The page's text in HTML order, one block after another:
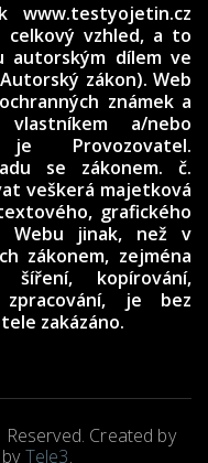
www.testyojetin.cz
celkový vzhled, a to
autorským dílem ve
zákon). Web
známek a
a/nebo
je Provozovatel.
se zákonem. č.
veškerá majetková
grafického
Webu jinak, než v
zákonem, zejména
kopírování,
je bez
zakázáno.
Created by
Tele3.